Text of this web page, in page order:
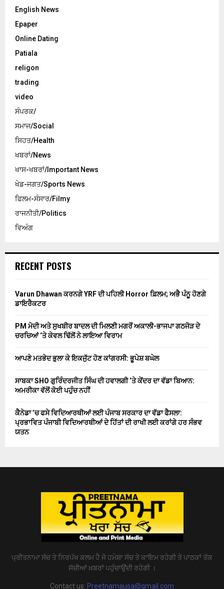
English News
Epaper
Online Dating
Patiala
religon
trading
video
ਸੰਪਰਕ/
ਸਮਾਜ/Social
ਸਿਹਤ/Health
ਖਬਰਾਂ/News
ਖਾਸ-ਖਬਰਾਂ/Important News
ਖੇਡ-ਜਗਤ/Sports News
ਫਿਲਮ-ਸੰਸਾਰ/Filmy
ਰਾਜਨੀਤੀ/Politics
ਵਿਅੰਗ
RECENT POSTS
Varun Dhawan ਕਰਨਗੇ YRF ਦੀ ਪਹਿਲੀ Horror ਫ਼ਿਲਮ; ਅਭੈ ਪੰਨੂ ਹੋਣਗੇ
ਡਾਇਰੈਕਟਰ
PM ਮੋਦੀ ਅਤੇ ਸੁਖਬੀਰ ਬਾਦਲ ਦੀ ਮਿਲਣੀ ਮਗਰੋਂ ਅਕਾਲੀ-ਭਾਜਪਾ ਗਠਜੋੜ ਦੇ
ਚਰਚਿਆਂ ‘ਤੇ ਕੇਵਲ ਢਿੱਲੋਂ ਨੇ ਲਾਇਆ ਵਿਰਾਮ
ਆਪਣੇ ਮਤਭੇਦ ਭੁਲਾ ਕੇ ਇਕਜੁੱਟ ਹੋਣ ਕਾਂਗਰਸੀ: ਭੂਪੇਸ਼ ਬਘੇਲ
ਸਾਬਕਾ SHO ਗੁਰਿੰਦਰਜੀਤ ਸਿੰਘ ਦੀ ਹਵਾਲਗੀ ‘ਤੇ ਕੇਂਦਰ ਦਾ ਵੱਡਾ ਬਿਆਨ:
ਅਮਰੀਕਾ ਵੱਲੋਂ ਕੋਈ ਪਹੁੰਚ ਨਹੀਂ
ਕੈਨੇਡਾ ’ਚ ਫਸੇ ਵਿਦਿਆਰਥੀਆਂ ਲਈ ਪੰਜਾਬ ਸਰਕਾਰ ਦਾ ਵੱਡਾ ਫੈਸਲਾ:
ਪ੍ਰਭਾਵਿਤ ਪੰਜਾਬੀ ਵਿਦਿਆਰਥੀਆਂ ਦੇ ਹਿੱਤਾਂ ਦੀ ਰਾਖੀ ਲਈ ਕਰਾਂਗੇ ਹਰ ਸੰਭਵ
ਯਤਨ
ਪ੍ਰੀਤਨਾਮਾ ਸੱਚ ਤੇ ਨਿਰਪੱਖ ਕਲਮ ਹੈ ਜੋ ਹਮੇਸ਼ਾ ਸੱਚ ਤੇ ਕਾਇਮ ਰਹੇਗੀ ਤੇ ਪਾਠਕਾਂ ਤੱਕ
ਸੱਚੀਆਂ ਖ਼ਬਰਾਂ ਪਹੁੰਚਾਉਂਦੀ ਰਹੇਗੀ ।
Contact us: Preetnamausa@gmail.com